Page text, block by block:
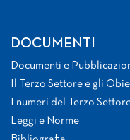
DOCUMENTI
Documenti e
Il Terzo Settore e gli
I numeri del Terzo
Leggi e Norme